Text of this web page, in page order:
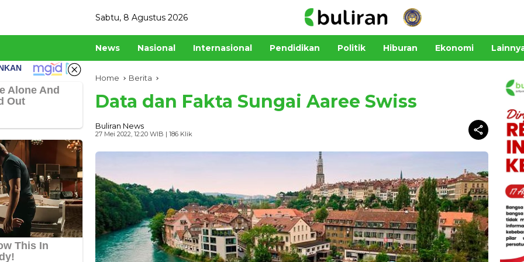
Sabtu, 8 Agustus 2026
News Nasional Internasional Pendidikan Politik Hiburan Ekonomi
Home Berita
Data dan Fakta Sungai Aaree Swiss
Buliran News
27 Mei 2022, 12:20 WIB | 186 Klik